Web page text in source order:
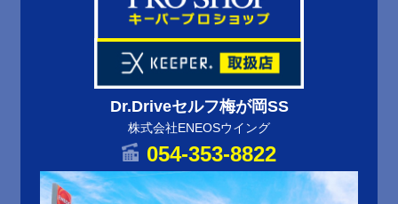
Dr.Driveセルフ梅が岡SS
株式会社ENEOSウイング
054-353-8822